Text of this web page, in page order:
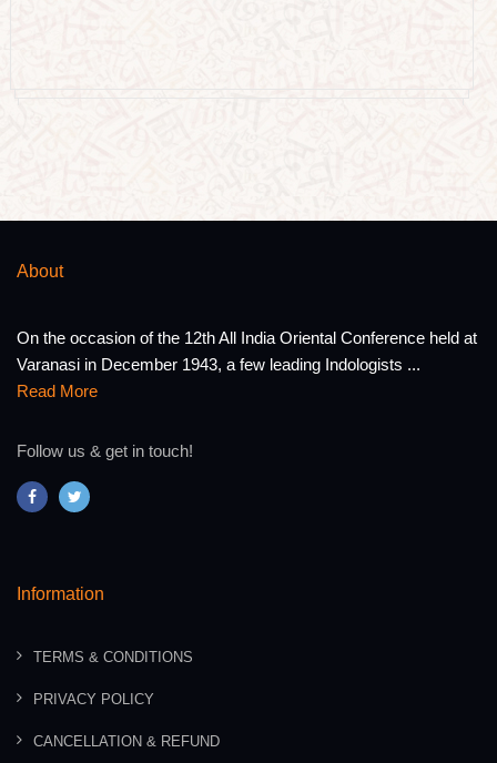
About
On the occasion of the 12th All India Oriental Conference held at
Varanasi in December 1943, a few leading Indologists ...
Read More
Follow us & get in touch!
Information
TERMS & CONDITIONS
PRIVACY POLICY
CANCELLATION & REFUND